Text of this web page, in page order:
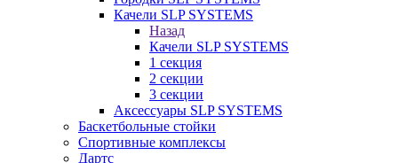
Качели SLP SYSTEMS
Назад
Качели SLP SYSTEMS
1 секция
2 секции
3 секции
Аксессуары SLP SYSTEMS
Баскетбольные стойки
Спортивные комплексы
Дартс